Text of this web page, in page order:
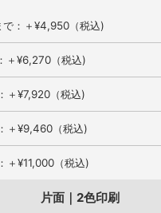
：＋¥4,950（税込)
＋¥6,270（税込)
＋¥7,920（税込)
＋¥9,460（税込)
＋¥11,000（税込)
片面｜2色印刷